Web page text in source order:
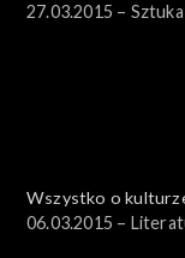
27.03.2015 – Sztuka
Wszystko o
06.03.2015 –